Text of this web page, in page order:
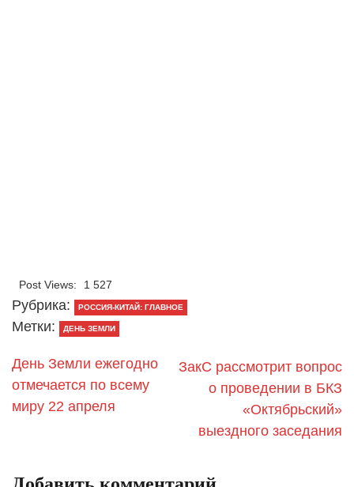
Post Views: 1 527
Рубрика: РОССИЯ-КИТАЙ: ГЛАВНОЕ
Метки: ДЕНЬ ЗЕМЛИ
День Земли ежегодно
отмечается по всему
миру 22 апреля
ЗакС рассмотрит вопрос
о проведении в БКЗ
«Октябрьский»
выездного заседания